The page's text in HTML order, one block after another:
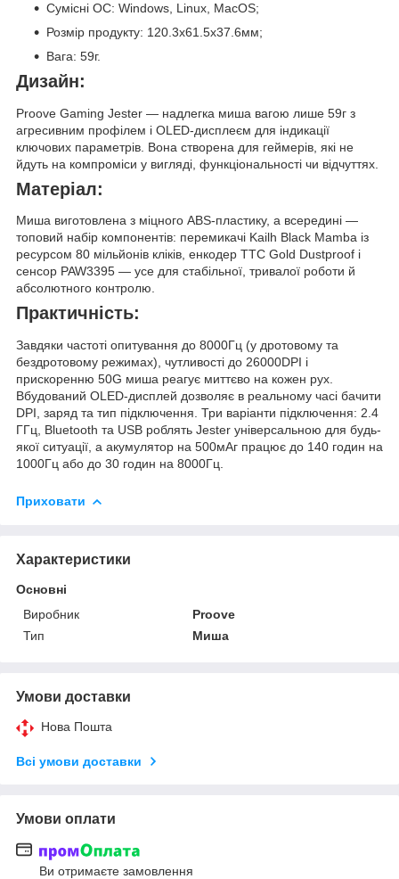
Сумісні ОС: Windows, Linux, MacOS;
Розмір продукту: 120.3x61.5x37.6мм;
Вага: 59г.
Дизайн:
Proove Gaming Jester — надлегка миша вагою лише 59г з
агресивним профілем і OLED-дисплеєм для індикації
ключових параметрів. Вона створена для геймерів, які не
йдуть на компроміси у вигляді, функціональності чи відчуттях.
Матеріал:
Миша виготовлена з міцного ABS-пластику, а всередині —
топовий набір компонентів: перемикачі Kailh Black Mamba із
ресурсом 80 мільйонів кліків, енкодер TTC Gold Dustproof і
сенсор PAW3395 — усе для стабільної, тривалої роботи й
абсолютного контролю.
Практичність:
Завдяки частоті опитування до 8000Гц (у дротовому та
бездротовому режимах), чутливості до 26000DPI і
прискоренню 50G миша реагує миттєво на кожен рух.
Вбудований OLED-дисплей дозволяє в реальному часі бачити
DPI, заряд та тип підключення. Три варіанти підключення: 2.4
ГГц, Bluetooth та USB роблять Jester універсальною для будь-
якої ситуації, а акумулятор на 500мАг працює до 140 годин на
1000Гц або до 30 годин на 8000Гц.
Приховати
Характеристики
Основні
Виробник
Proove
Тип
Миша
Умови доставки
Нова Пошта
Всі умови доставки
Умови оплати
Ви отримаєте замовлення